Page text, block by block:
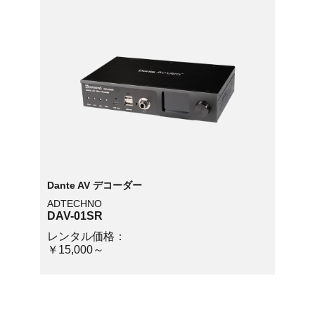
Dante AV デコーダー
ADTECHNO
DAV-01SR
レンタル価格：
￥15,000～